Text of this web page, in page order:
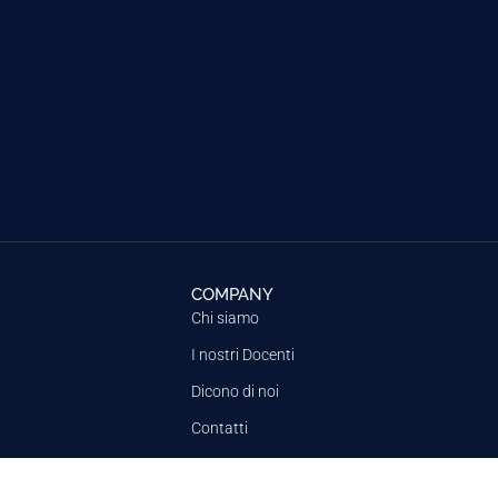
COMPANY
Chi siamo
I nostri Docenti
Dicono di noi
Contatti